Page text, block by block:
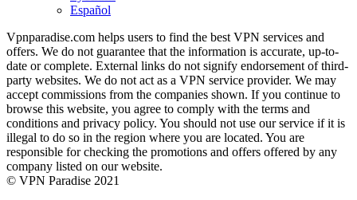
Español
Vpnparadise.com helps users to find the best VPN services and
offers. We do not guarantee that the information is accurate, up-to-
date or complete. External links do not signify endorsement of third-
party websites. We do not act as a VPN service provider. We may
accept commissions from the companies shown. If you continue to
browse this website, you agree to comply with the terms and
conditions and privacy policy. You should not use our service if it is
illegal to do so in the region where you are located. You are
responsible for checking the promotions and offers offered by any
company listed on our website.
© VPN Paradise 2021